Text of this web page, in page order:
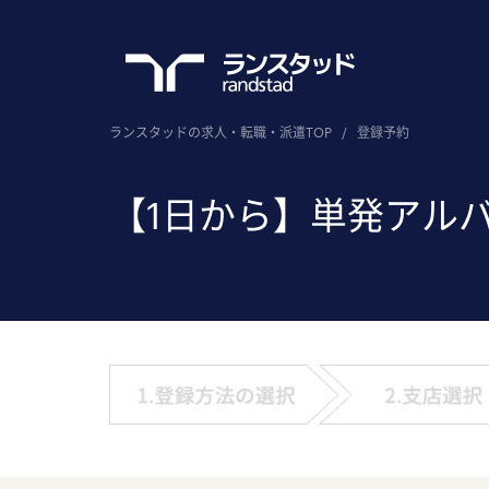
ランスタッドの求人・転職・派遣TOP / 登録予約
【1日から】単発アル